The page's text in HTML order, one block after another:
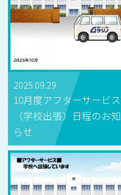
2025.09.29
10月度アフターサービス
（学校出張）日程のお知
らせ